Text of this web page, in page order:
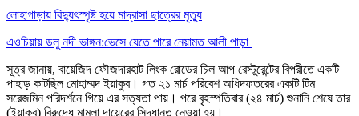
লোহাগাড়ায় বিদ্যুৎস্পৃষ্ট হয়ে মাদ্রাসা ছাত্রের মৃত্যু
এওচিয়ায় ডলু নদী ভাঙ্গন:ভেসে যেতে পারে নেয়ামত আলী পাড়া
সূত্র জানায়, বায়েজিদ ফৌজদারহাট লিংক রোডের চিল আপ রেস্টুরেন্টের বিপরীতে একটি
পাহাড় কাটছিল মোহাম্মদ ইয়াকুব। গত ২১ মার্চ পরিবেশ অধিদফতরের একটি টিম
সরেজমিন পরিদর্শনে গিয়ে এর সত্যতা পায়। পরে বৃহস্পতিবার (২৪ মার্চ) শুনানি শেষে তার
(ইয়াকুব) বিরুদ্ধে মামলা দায়েরের সিদ্ধান্ত নেওয়া হয়।